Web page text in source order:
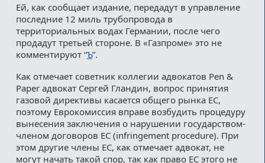
Ей, как сообщает издание, передадут в управление
последние 12 миль трубопровода в
территориальных водах Германии, после чего
продадут третьей стороне. В «Газпроме» это не
комментируют “Ъ”.
Как отмечает советник коллегии адвокатов Pen &
Paper адвокат Сергей Гландин, вопрос принятия
газовой директивы касается общего рынка ЕС,
поэтому Еврокомиссия вправе возбудить процедуру
вынесения заключения о нарушении государством-
членом договоров ЕС (infringement procedure). При
этом другие члены ЕС, как отмечает адвокат, не
могут начать такой спор, так как право ЕС этого не